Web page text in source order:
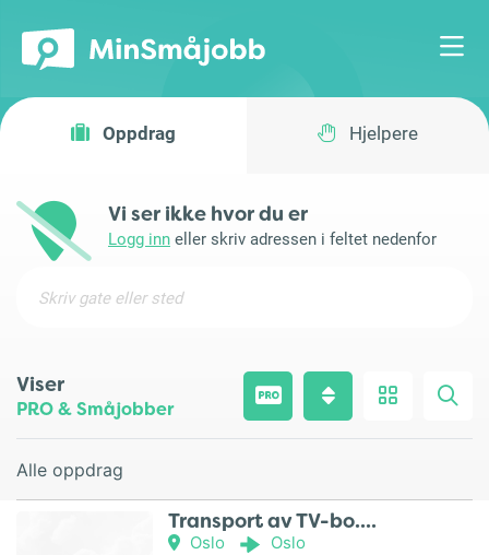
Oppdrag Hjelpere
Vi ser ikke hvor du er
Logg inn eller skriv adressen i feltet nedenfor
Viser
PRO & Småjobber
Alle oppdrag
Transport av TV-bo..
Oslo Oslo